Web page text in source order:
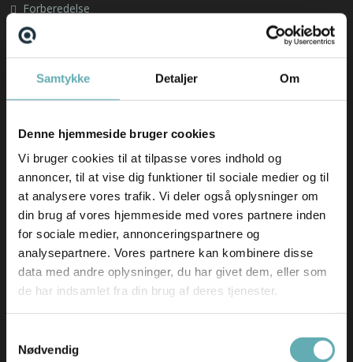
Samtykke Detaljer Om
Denne hjemmeside bruger cookies
Vi bruger cookies til at tilpasse vores indhold og
annoncer, til at vise dig funktioner til sociale medier og til
at analysere vores trafik. Vi deler også oplysninger om
din brug af vores hjemmeside med vores partnere inden
for sociale medier, annonceringspartnere og
analysepartnere. Vores partnere kan kombinere disse
data med andre oplysninger, du har givet dem, eller som
de har indsamlet fra din brug af deres tjenester.
Nødvendig
Forberedelse
Om os
Find din nye arbejdsplads
Emnebank
Hav en fantastisk sommer(ferie) ☀️
AI-revolutionen er allerede sket – i hvert fald i
softwarebranchen
Skift i typen af rekrutteringsopgaver vi får ind
Nyeste ledige stillinger
German-speaking IT Supporter